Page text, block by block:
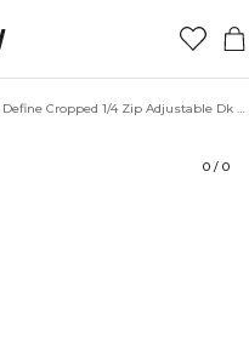
Define Cropped 1/4 Zip Adjustable Dk Rose
0 / 0